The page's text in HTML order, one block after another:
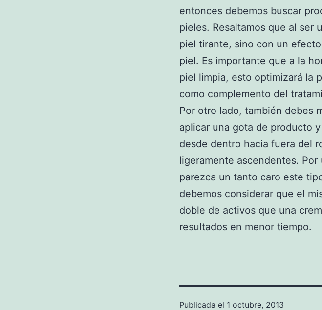
entonces debemos buscar
pieles. Resaltamos que al ser
piel tirante, sino con un
piel. Es importante que a la
piel limpia, esto optimizará la
como complemento del
Por otro lado, también debes
aplicar una gota de producto
desde dentro hacia fuera del
ligeramente ascendentes.
parezca un tanto caro este
debemos considerar que el
doble de activos que una
resultados en menor tiempo.
Publicada el 1 octubre, 2013